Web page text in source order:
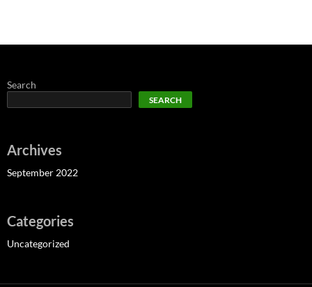
Search
SEARCH
Archives
September 2022
Categories
Uncategorized